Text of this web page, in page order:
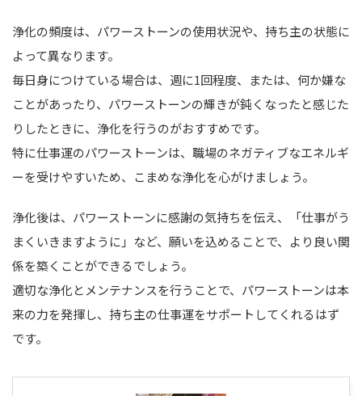
浄化の頻度は、パワーストーンの使用状況や、持ち主の状態に
よって異なります。
毎日身につけている場合は、週に1回程度、または、何か嫌な
ことがあったり、パワーストーンの輝きが鈍くなったと感じた
りしたときに、浄化を行うのがおすすめです。
特に仕事運のパワーストーンは、職場のネガティブなエネルギ
ーを受けやすいため、こまめな浄化を心がけましょう。
浄化後は、パワーストーンに感謝の気持ちを伝え、「仕事がう
まくいきますように」など、願いを込めることで、より良い関
係を築くことができるでしょう。
適切な浄化とメンテナンスを行うことで、パワーストーンは本
来の力を発揮し、持ち主の仕事運をサポートしてくれるはず
です。